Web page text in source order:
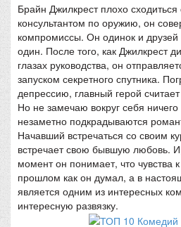
Брайн Джилкрест плохо
консультантом по оружию, он
компромиссы. Он одинок и друзей
один. После того, как Джилкрест
глазах руководства, он
запуском секретного спутника.
депрессию, главный герой
Но не замечаю вокруг себя
незаметно подкрадываются
Начавший встречаться со своим
встречает свою бывшую любовь.
момент он понимает, что чувства
прошлом как он думал, а в
является одним из интересных
интересную развязку.